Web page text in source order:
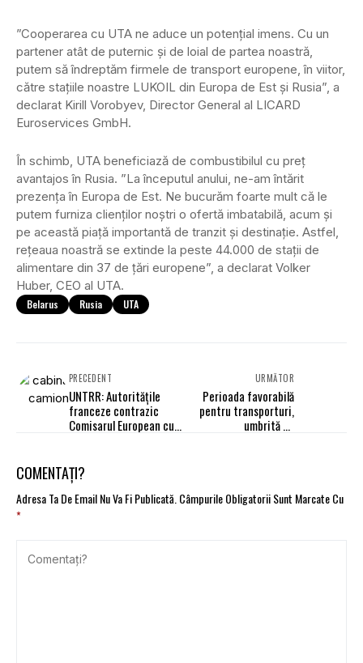
”Cooperarea cu UTA ne aduce un potențial imens. Cu un
partener atât de puternic și de loial de partea noastră,
putem să îndreptăm firmele de transport europene, în viitor,
către stațiile noastre LUKOIL din Europa de Est și Rusia”, a
declarat Kirill Vorobyev, Director General al LICARD
Euroservices GmbH.
În schimb, UTA beneficiază de combustibilul cu preț
avantajos în Rusia. ”La începutul anului, ne-am întărit
prezența în Europa de Est. Ne bucurăm foarte mult că le
putem furniza clienților noștri o ofertă imbatabilă, acum și
pe această piață importantă de tranzit și destinație. Astfel,
rețeaua noastră se extinde la peste 44.000 de stații de
alimentare din 37 de țări europene”, a declarat Volker
Huber, CEO al UTA.
Belarus Rusia UTA
PRECEDENT
UNTRR: Autoritățile
franceze contrazic
Comisarul European cu
normal
URMĂTOR
Perioada favorabilă
pentru transporturi,
umbrită de
COMENTAȚI?
Adresa Ta De Email Nu Va Fi Publicată. Câmpurile Obligatorii Sunt Marcate Cu
*